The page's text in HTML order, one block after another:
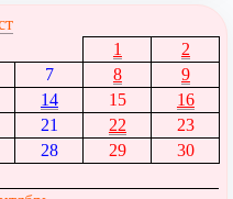
1
2
7 8
9
14 15
16
21 22
23
28 29
30